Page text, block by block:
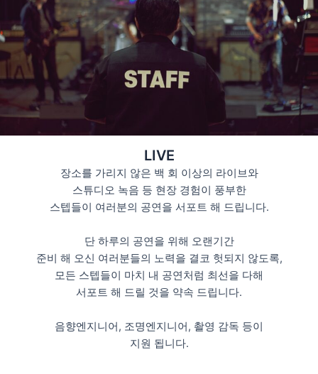
LIVE
장소를 가리지 않은 백 회 이상의 라이브와
스튜디오 녹음 등 현장 경험이 풍부한
스텝들이 여러분의 공연을 서포트 해 드립니다.
단 하루의 공연을 위해 오랜기간
준비 해 오신 여러분들의 노력을 결코 헛되지 않도록,
모든 스텝들이 마치 내 공연처럼 최선을 다해
서포트 해 드릴 것을 약속 드립니다.
음향엔지니어, 조명엔지니어, 촬영 감독 등이
지원 됩니다.